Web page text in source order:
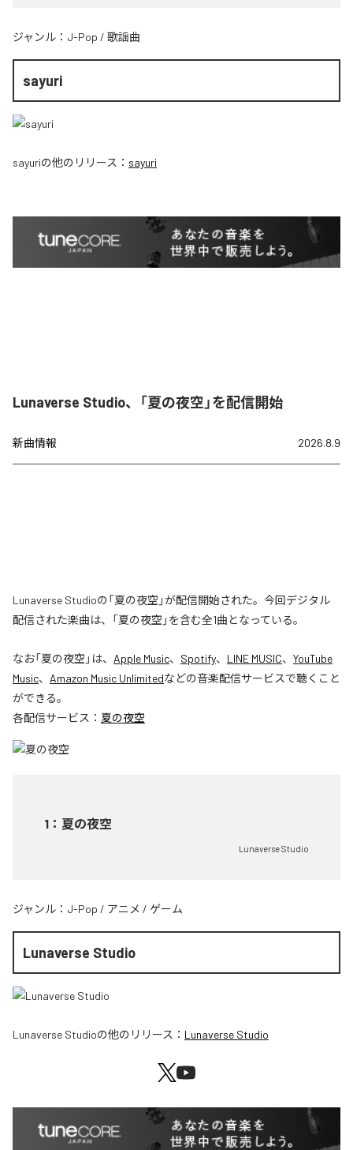
ジャンル： J-Pop / 歌謡曲
sayuri
sayuriの他のリリース： sayuri
Lunaverse Studio、「夏の夜空」を配信開始
新曲情報 2026.8.9
Lunaverse Studioの「夏の夜空」が配信開始された。今回デジタル
配信された楽曲は、「夏の夜空」を含む全1曲となっている。
なお「夏の夜空 」は、 Apple Music、 Spotify、 LINE MUSIC、 YouTube
Music、 Amazon Music Unlimitedなどの音楽配信サービスで聴くこと
ができる。
各配信サービス： 夏の夜空
1 ： 夏の夜空
Lunaverse Studio
ジャンル： J-Pop / アニメ / ゲーム
Lunaverse Studio
Lunaverse Studioの他のリリース： Lunaverse Studio